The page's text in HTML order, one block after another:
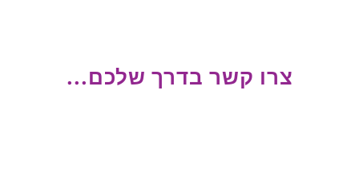
צרו קשר בדרך שלכם...